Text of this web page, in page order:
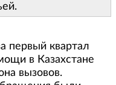
первый квартал
в Казахстане
вызовов.